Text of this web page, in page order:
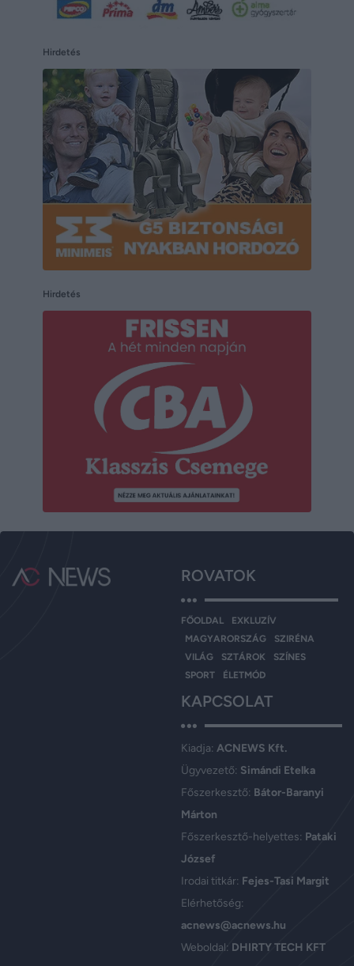
Hirdetés
Hirdetés
ROVATOK
FŐOLDAL
EXKLUZÍV
MAGYARORSZÁG
SZIRÉNA
VILÁG
SZTÁROK
SZÍNES
SPORT
ÉLETMÓD
KAPCSOLAT
Kiadja: ACNEWS Kft.
Ügyvezető: Simándi Etelka
Főszerkesztő: Bátor-Baranyi
Márton
Főszerkesztő-helyettes: Pataki
József
Irodai titkár: Fejes-Tasi Margit
Elérhetőség:
acnews@acnews.hu
Weboldal: DHIRTY TECH KFT